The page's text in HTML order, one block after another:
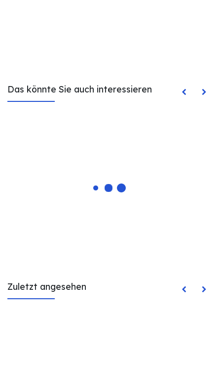
Das könnte Sie auch interessieren
Zuletzt angesehen